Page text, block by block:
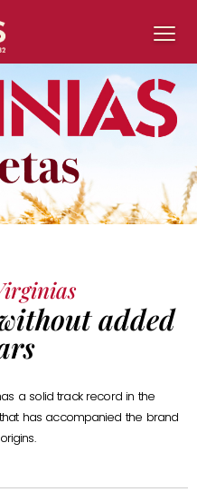
added
a solid track record in the
has accompanied the brand